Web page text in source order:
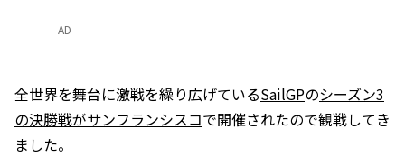
AD
全世界を舞台に激戦を繰り広げているSailGPのシーズン3
の決勝戦がサンフランシスコで開催されたので観戦してき
ました。